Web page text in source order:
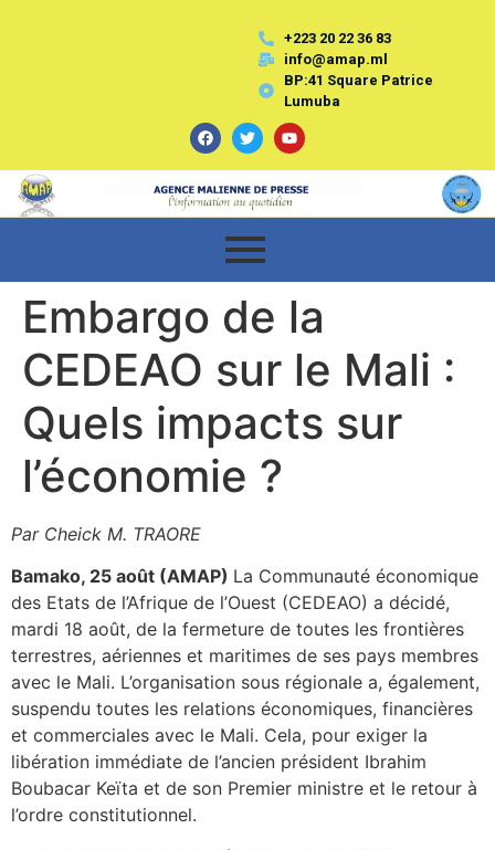
+223 20 22 36 83
info@amap.ml
BP:41 Square Patrice
Lumuba
Embargo de la
CEDEAO sur le Mali :
Quels impacts sur
l’économie ?
Par Cheick M. TRAORE
Bamako, 25 août (AMAP) La Communauté économique
des Etats de l’Afrique de l’Ouest (CEDEAO) a décidé,
mardi 18 août, de la fermeture de toutes les frontières
terrestres, aériennes et maritimes de ses pays membres
avec le Mali. L’organisation sous régionale a, également,
suspendu toutes les relations économiques, financières
et commerciales avec le Mali. Cela, pour exiger la
libération immédiate de l’ancien président Ibrahim
Boubacar Keïta et de son Premier ministre et le retour à
l’ordre constitutionnel.